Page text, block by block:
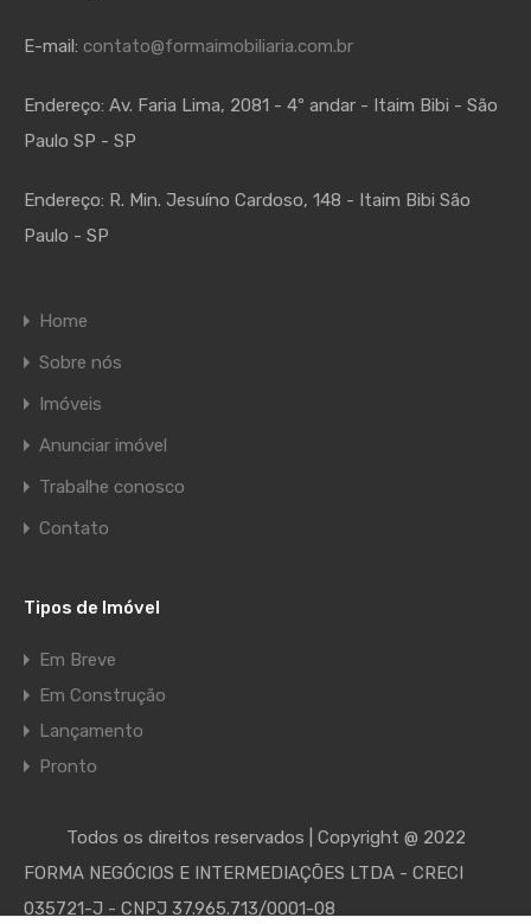
E-mail: contato@formaimobiliaria.com.br
Endereço: Av. Faria Lima, 2081 - 4º andar - Itaim Bibi - São
Paulo SP - SP
Endereço: R. Min. Jesuíno Cardoso, 148 - Itaim Bibi São
Paulo - SP
Home
Sobre nós
Imóveis
Anunciar imóvel
Trabalhe conosco
Contato
Tipos de Imóvel
Em Breve
Em Construção
Lançamento
Pronto
Todos os direitos reservados | Copyright @ 2022
FORMA NEGÓCIOS E INTERMEDIAÇÕES LTDA - CRECI
035721-J - CNPJ 37.965.713/0001-08